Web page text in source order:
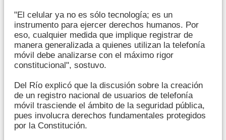
"El celular ya no es sólo tecnología; es un
instrumento para ejercer derechos humanos. Por
eso, cualquier medida que implique registrar de
manera generalizada a quienes utilizan la telefonía
móvil debe analizarse con el máximo rigor
constitucional", sostuvo.
Del Río explicó que la discusión sobre la creación
de un registro nacional de usuarios de telefonía
móvil trasciende el ámbito de la seguridad pública,
pues involucra derechos fundamentales protegidos
por la Constitución.